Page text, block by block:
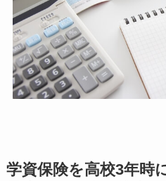
学資保険を高校3年時